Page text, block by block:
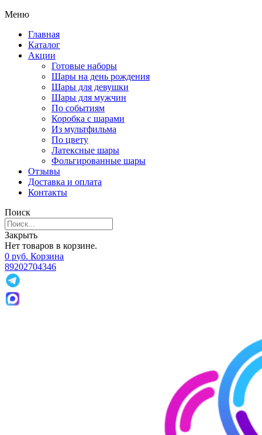
Меню
Главная
Каталог
Акции
Готовые наборы
Шары на день рождения
Шары для девушки
Шары для мужчин
По событиям
Коробка с шарами
Из мультфильма
По цвету
Латексные шары
Фольгированные шары
Отзывы
Доставка и оплата
Контакты
Поиск
Закрыть
Нет товаров в корзине.
0 руб. Корзина
89202704346